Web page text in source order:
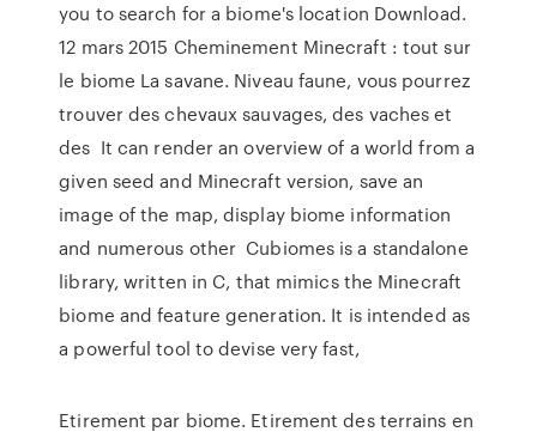
you to search for a biome's location Download.
12 mars 2015 Cheminement Minecraft : tout sur
le biome La savane. Niveau faune, vous pourrez
trouver des chevaux sauvages, des vaches et
des It can render an overview of a world from a
given seed and Minecraft version, save an
image of the map, display biome information
and numerous other Cubiomes is a standalone
library, written in C, that mimics the Minecraft
biome and feature generation. It is intended as
a powerful tool to devise very fast,
Etirement par biome. Etirement des terrains en